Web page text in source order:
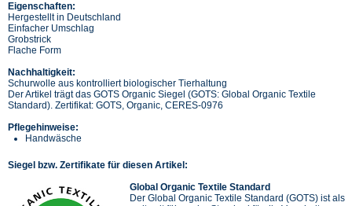
Eigenschaften:
Hergestellt in Deutschland
Einfacher Umschlag
Grobstrick
Flache Form
Nachhaltigkeit:
Schurwolle aus kontrolliert biologischer Tierhaltung
Der Artikel trägt das GOTS Organic Siegel (GOTS: Global Organic Textile
Standard). Zertifikat: GOTS, Organic, CERES-0976
Pflegehinweise:
Handwäsche
Siegel bzw. Zertifikate für diesen Artikel:
Global Organic Textile Standard
Der Global Organic Textile Standard (GOTS) ist als